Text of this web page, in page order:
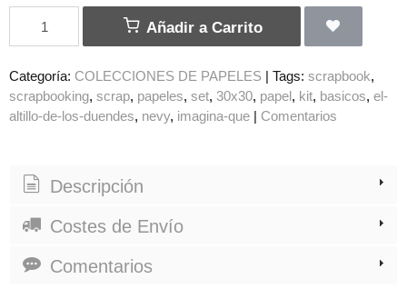
Añadir a Carrito
Categoría: COLECCIONES DE PAPELES | Tags: scrapbook
scrapbooking scrap papeles set 30x30 papel kit basicos el-
altillo-de-los-duendes nevy imagina-que | Comentarios
Descripción
Costes de Envío
Comentarios